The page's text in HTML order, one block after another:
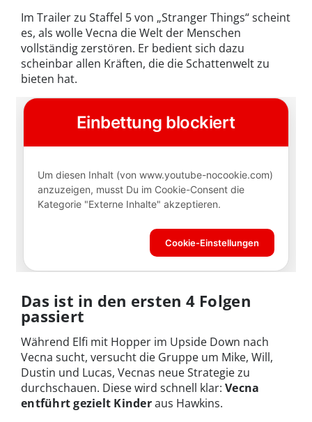
Im Trailer zu Staffel 5 von „Stranger Things“ scheint
es, als wolle Vecna die Welt der Menschen
vollständig zerstören. Er bedient sich dazu
scheinbar allen Kräften, die die Schattenwelt zu
bieten hat.
Das ist in den ersten 4 Folgen
passiert
Während Elfi mit Hopper im Upside Down nach
Vecna sucht, versucht die Gruppe um Mike, Will,
Dustin und Lucas, Vecnas neue Strategie zu
durchschauen. Diese wird schnell klar: Vecna
entführt gezielt Kinderaus Hawkins.